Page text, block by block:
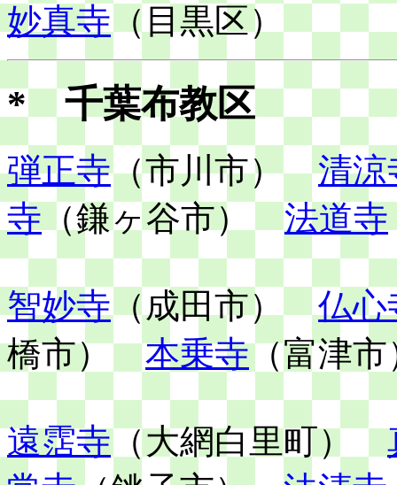
妙真寺 （目黒区）
* 千葉布教区
弾正寺（市川市）清涼
寺 （鎌ヶ谷市） 法道寺
智妙寺（成田市）仏心
橋市）本乗寺（富津市
遠霑寺（大網白里町）